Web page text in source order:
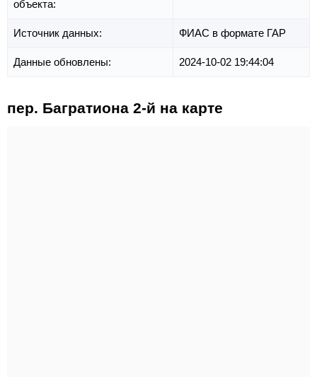
объекта:
Источник данных: ФИАС в формате ГАР
Данные обновлены: 2024-10-02 19:44:04
пер. Багратиона 2-й на карте